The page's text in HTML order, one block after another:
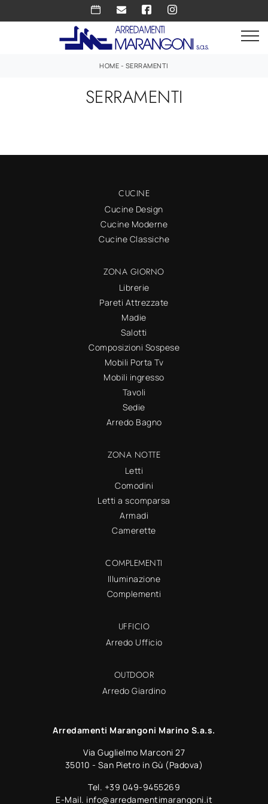
HOME - SERRAMENTI
SERRAMENTI
CUCINE
Cucine Design
Cucine Moderne
Cucine Classiche
ZONA GIORNO
Librerie
Pareti Attrezzate
Madie
Salotti
Composizioni Sospese
Mobili Porta Tv
Mobili ingresso
Tavoli
Sedie
Arredo Bagno
ZONA NOTTE
Letti
Comodini
Letti a scomparsa
Armadi
Camerette
COMPLEMENTI
Illuminazione
Complementi
UFFICIO
Arredo Ufficio
OUTDOOR
Arredo Giardino
Arredamenti Marangoni Marino S.a.s.
Via Guglielmo Marconi 27
35010 - San Pietro in Gù (Padova)
Tel. +39 049-9455269
E-Mail. info@arredamentimarangoni.it